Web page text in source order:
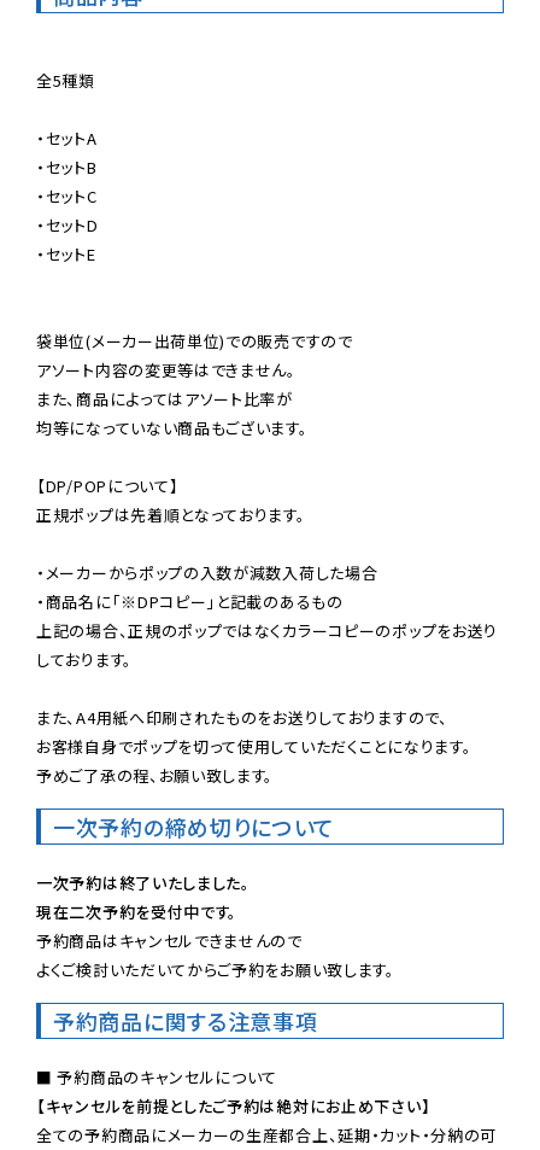
全5種類
・セットA
・セットB
・セットC
・セットD
・セットE
袋単位(メーカー出荷単位)での販売ですので
アソート内容の変更等はできません。
また、商品によってはアソート比率が
均等になっていない商品もございます。
【DP/POPについて】
正規ポップは先着順となっております。
・メーカーからポップの入数が減数入荷した場合
・商品名に「※DPコピー」と記載のあるもの
上記の場合、正規のポップではなくカラーコピーのポップをお送り
しております。
また、A4用紙へ印刷されたものをお送りしておりますので、
お客様自身でポップを切って使用していただくことになります。
予めご了承の程、お願い致します。
一次予約の締め切りについて
一次予約は終了いたしました。
現在二次予約を受付中です。
予約商品はキャンセルできませんので
よくご検討いただいてからご予約をお願い致します。
予約商品に関する注意事項
【キャンセルを前提としたご予約は絶対にお止め下さい】
全ての予約商品にメーカーの生産都合上、延期・カット・分納の可